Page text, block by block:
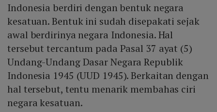
Indonesia berdiri dengan bentuk negara
kesatuan. Bentuk ini sudah disepakati sejak
awal berdirinya negara Indonesia. Hal
tersebut tercantum pada Pasal 37 ayat (5)
Undang-Undang Dasar Negara Republik
Indonesia 1945 (UUD 1945). Berkaitan dengan
hal tersebut, tentu menarik membahas ciri
negara kesatuan.